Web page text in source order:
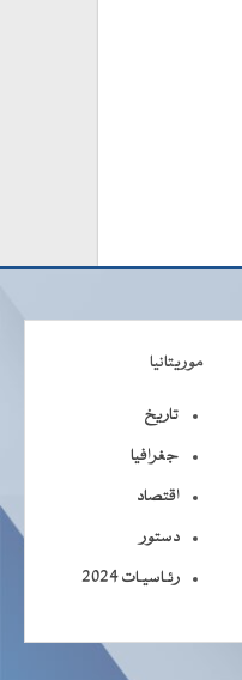
موريتانيا
تاريخ
جغرافيا
اقتصاد
دستور
رئـاسيـات 2024